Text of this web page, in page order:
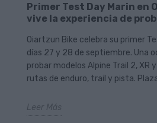
Primer Test Day Marin en
vive la experiencia de
Oiartzun Bike celebra su primer
días 27 y 28 de septiembre. Una
probar modelos Alpine Trail 2, XR
rutas de enduro, trail y pista.
Leer Más